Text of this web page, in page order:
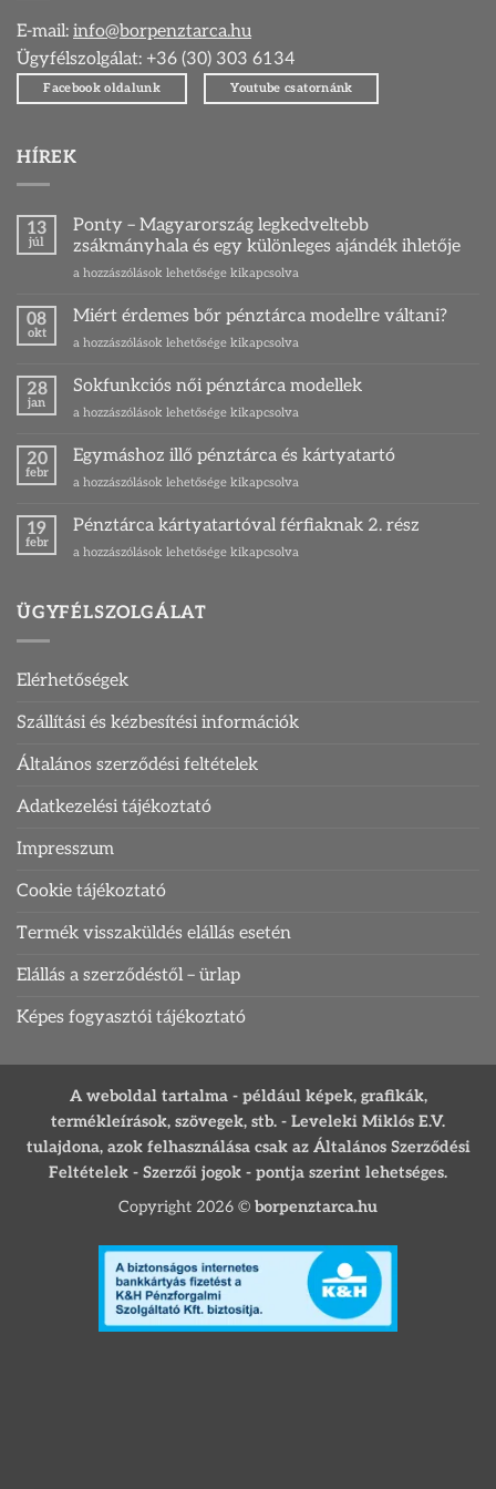
E-mail: info@borpenztarca.hu
Ügyfélszolgálat: +36 (30) 303 6134
Facebook oldalunk Youtube csatornánk
HÍREK
13
júl
Ponty – Magyarország legkedveltebb
zsákmányhala és egy különleges ajándék ihletője
Ponty
Magyarország
zsákmányhala
egy
különleges
bejegyzéshez
a hozzászólások lehetősége kikapcsolva
08
okt
Miért érdemes bőr pénztárca modellre váltani?
Miért
bőr
modellre
bejegyzéshez
a hozzászólások lehetősége kikapcsolva
28
jan
Sokfunkciós női pénztárca modellek
Sokfunkciós
pénztárca
modellek
bejegyzéshez
a hozzászólások lehetősége kikapcsolva
20
febr
Egymáshoz illő pénztárca és kártyatartó
Egymáshoz
pénztárca
kártyatartó
a hozzászólások lehetősége kikapcsolva
19
febr
Pénztárca kártyatartóval férfiaknak 2. rész
Pénztárca
2.
a hozzászólások lehetősége kikapcsolva
ÜGYFÉLSZOLGÁLAT
Elérhetőségek
Szállítási és kézbesítési információk
Általános szerződési feltételek
Adatkezelési tájékoztató
Impresszum
Cookie tájékoztató
Termék visszaküldés elállás esetén
Elállás a szerződéstől – ürlap
Képes fogyasztói tájékoztató
A weboldal tartalma - például képek, grafikák,
termékleírások, szövegek, stb. - Leveleki Miklós E.V.
tulajdona, azok felhasználása csak az Általános Szerződési
Feltételek - Szerzői jogok - pontja szerint lehetséges.
Copyright 2026 © borpenztarca.hu